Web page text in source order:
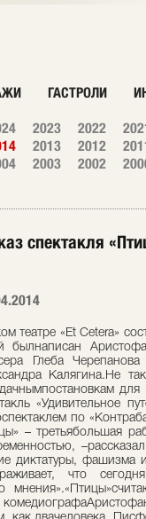
ГАСТРОЛИ
2023 2022
2013 2012
2003 2002
спектакля
театре «Et Cetera»
былнаписан
Глеба
Калягина.Не
«Удивительное
по
– третьябольшая
диктатуры, фашизма
что